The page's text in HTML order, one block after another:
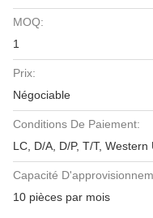
MOQ:
1
Prix:
Négociable
Conditions De Paiement:
LC, D/A, D/P, T/T, Western
Capacité
10 pièces par mois